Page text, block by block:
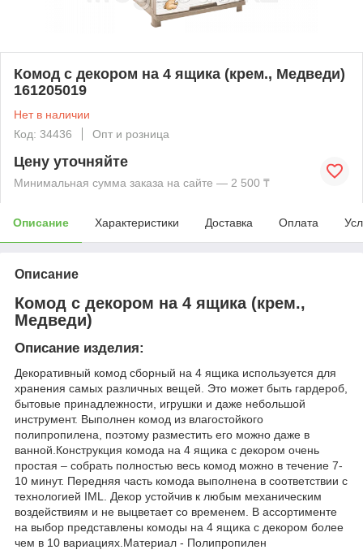
Комод с декором на 4 ящика (крем., Медведи)
161205019
Нет в наличии
Код: 34436
Опт и розница
Цену уточняйте
Минимальная сумма заказа на сайте — 2 500 ₸
Описание Характеристики Доставка Оплата
Описание
Комод с декором на 4 ящика (крем.,
Медведи)
Описание изделия:
Декоративный комод сборный на 4 ящика используется для
хранения самых различных вещей. Это может быть гардероб,
бытовые принадлежности, игрушки и даже небольшой
инструмент. Выполнен комод из влагостойкого
полипропилена, поэтому разместить его можно даже в
ванной.Конструкция комода на 4 ящика с декором очень
простая – собрать полностью весь комод можно в течение 7-
10 минут. Передняя часть комода выполнена в соответствии с
технологией IML. Декор устойчив к любым механическим
воздействиям и не выцветает со временем. В ассортименте
на выбор представлены комоды на 4 ящика с декором более
чем в 10 вариациях.Материал - Полипропилен